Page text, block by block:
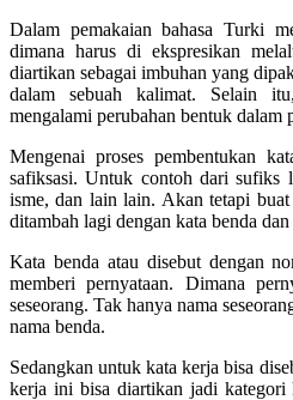
Dalam pemakaian bahasa Turki
dimana harus di ekspresikan
diartikan sebagai imbuhan yang
dalam sebuah kalimat. Selain
mengalami perubahan bentuk dalam
Mengenai proses pembentukan
safiksasi. Untuk contoh dari sufiks
isme, dan lain lain. Akan tetapi
ditambah lagi dengan kata benda
Kata benda atau disebut dengan
memberi pernyataan. Dimana
seseorang. Tak hanya nama
nama benda.
Sedangkan untuk kata kerja bisa
kerja ini bisa diartikan jadi kategori